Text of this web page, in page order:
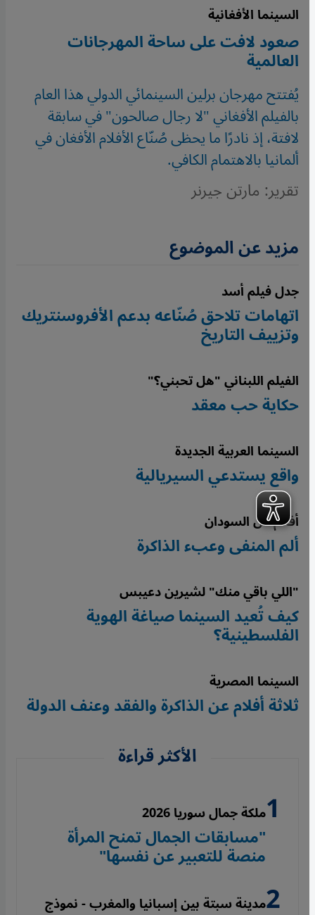
السينما الأفغانية
صعود لافت على ساحة المهرجانات
العالمية
يُفتتح مهرجان برلين السينمائي الدولي هذا العام
بالفيلم الأفغاني "لا رجال صالحون" في سابقة
لافتة، إذ نادرًا ما يحظى صُنّاع الأفلام الأفغان في
ألمانيا بالاهتمام الكافي.
تقرير: مارتن جيرنر
مزيد عن الموضوع
جدل فيلم أسد
اتهامات تلاحق صُنّاعه بدعم الأفروسنتريك
وتزييف التاريخ
الفيلم اللبناني "هل تحبني؟"
حكاية حب معقد
السينما العربية الجديدة
واقع يستدعي السيريالية
أفلام عن السودان
ألم المنفى وعبء الذاكرة
"اللي باقي منك" لشيرين دعيبس
كيف تُعيد السينما صياغة الهوية
الفلسطينية؟
السينما المصرية
ثلاثة أفلام عن الذاكرة والفقد وعنف الدولة
الأكثر قراءة
ملكة جمال سوريا 2026
"مسابقات الجمال تمنح المرأة
منصة للتعبير عن نفسها"
مدينة سبتة بين إسبانيا والمغرب - نموذج